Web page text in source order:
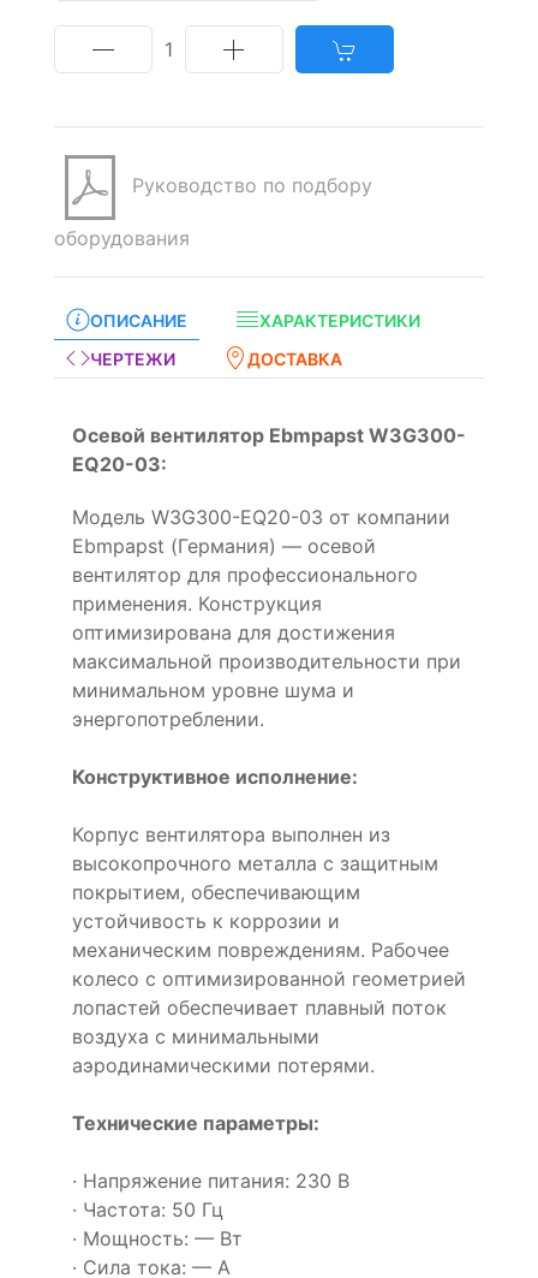
1
Руководство по подбору
оборудования
ОПИСАНИЕ
ХАРАКТЕРИСТИКИ
ЧЕРТЕЖИ
ДОСТАВКА
Осевой вентилятор Ebmpapst W3G300-
EQ20-03:
Модель W3G300-EQ20-03 от компании
Ebmpapst (Германия) — осевой
вентилятор для профессионального
применения. Конструкция
оптимизирована для достижения
максимальной производительности при
минимальном уровне шума и
энергопотреблении.
Конструктивное исполнение:
Корпус вентилятора выполнен из
высокопрочного металла с защитным
покрытием, обеспечивающим
устойчивость к коррозии и
механическим повреждениям. Рабочее
колесо с оптимизированной геометрией
лопастей обеспечивает плавный поток
воздуха с минимальными
аэродинамическими потерями.
Технические параметры:
· Напряжение питания: 230 В
· Частота: 50 Гц
· Мощность: — Вт
· Сила тока: — А